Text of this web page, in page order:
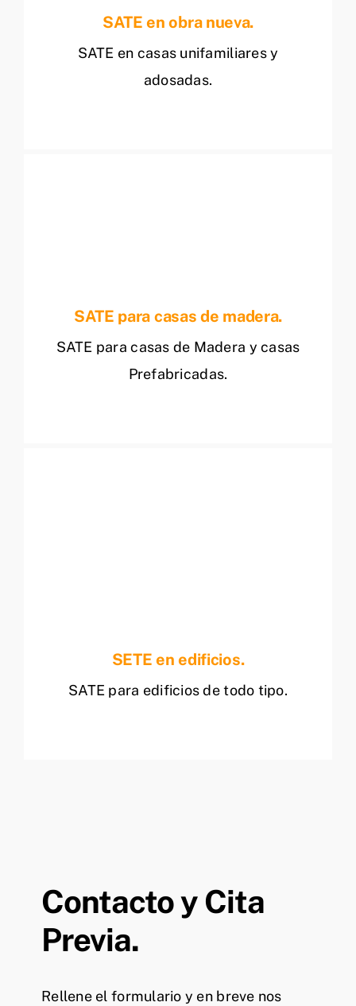
SATE en obra nueva.
SATE en casas unifamiliares y
adosadas.
SATE para casas de madera.
SATE para casas de Madera y casas
Prefabricadas.
SETE en edificios.
SATE para edificios de todo tipo.
Contacto y Cita
Previa.
Rellene el formulario y en breve nos